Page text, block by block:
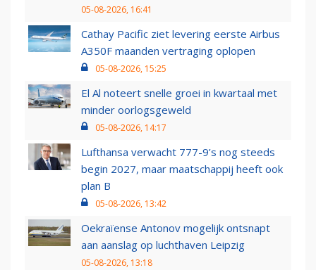
05-08-2026, 16:41
Cathay Pacific ziet levering eerste Airbus
A350F maanden vertraging oplopen
05-08-2026, 15:25
El Al noteert snelle groei in kwartaal met
minder oorlogsgeweld
05-08-2026, 14:17
Lufthansa verwacht 777-9’s nog steeds
begin 2027, maar maatschappij heeft ook
plan B
05-08-2026, 13:42
Oekraïense Antonov mogelijk ontsnapt
aan aanslag op luchthaven Leipzig
05-08-2026, 13:18